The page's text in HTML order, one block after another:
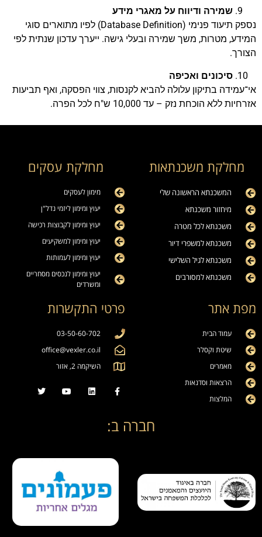
שמירה ודיווח על מאגרי מידע
נספק תיעוד פנימי (Database Definition) לפיו מתוארים סוגי
המידע, מטרות, משך שמירה ובעלי גישה. ייערך עדכון שנתית לפי
הצורך.
סיכונים ואכיפה
אי־עמידה בתיקון עלולה להביא לקנסות, צווי הפסקה, ואף תביעות
אזרחיות ללא הוכחת נזק – עד 10,000 ש"ח לכל הפרה.
מחלקת משכנתאות
המשכנתא הראשונה שלי
מיחזור משכנתא
משכנתא לכל מטרה
משכנתא למשפרי דיור
משכנתא לגיל השלישי
משכנתא למסורבים
מחלקת עסקים
מימון לעסקים
יעוץ ומימון ליזמי נדל"ן
יעוץ ומימון לקבוצות רכישה
יעוץ ומימון למשקיעים
יעוץ ומימון לעמותות
יעוץ ומימון לנכסים מסחריים
ומשרדים
מפת אתר
עמוד הבית
שיטת וקסלר
מאמרים
הרצאות וסדנאות
המלצות
פרטי התקשרות
03-50-60-702
office@vexler.co.il
השיקמה 2, אזור
חברה ב: